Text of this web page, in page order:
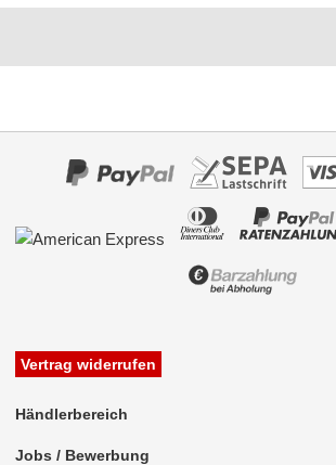
für Alfa Romeo
für Cadillac
für Chevrolet
für Dacia
für Daihatsu
Vertrag widerrufen
Händlerbereich
Jobs / Bewerbung